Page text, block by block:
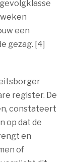
een
gezag. [4]
register. De
constateert
op dat de
en
of